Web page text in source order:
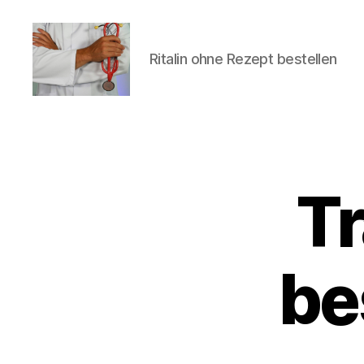
Ritalin ohne Rezept bestellen